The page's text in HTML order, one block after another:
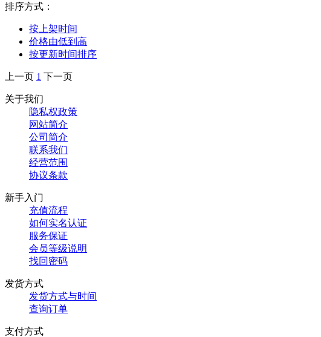
排序方式：
按上架时间
价格由低到高
按更新时间排序
上一页 1 下一页
关于我们
隐私权政策
网站简介
公司简介
联系我们
经营范围
协议条款
新手入门
充值流程
如何实名认证
服务保证
会员等级说明
找回密码
发货方式
发货方式与时间
查询订单
支付方式